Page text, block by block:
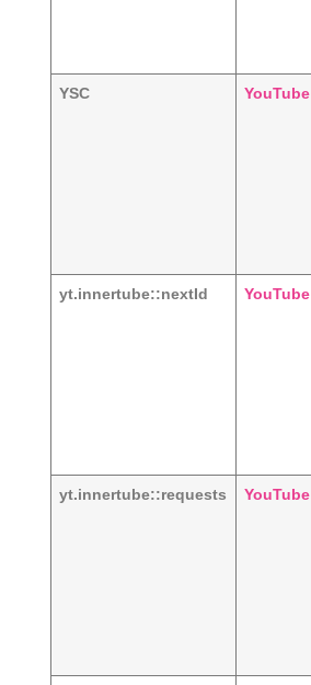
YSC YouTube
yt.innertube::nextId YouTube
yt.innertube::requests YouTube